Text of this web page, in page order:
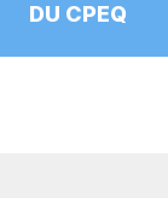
DU CPEQ